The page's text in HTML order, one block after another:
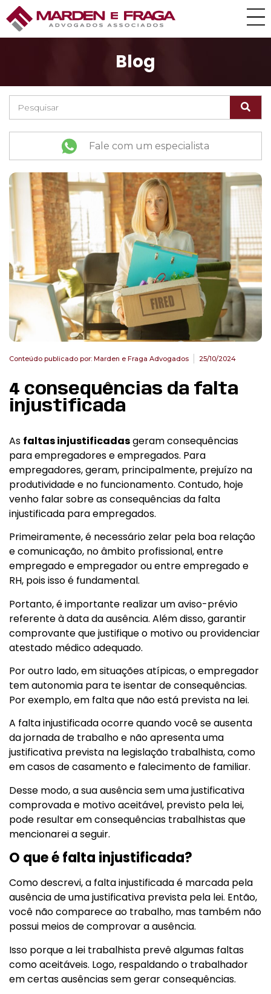
Blog
Fale com um especialista
Conteúdo publicado por: Marden e Fraga Advogados 25/10/2024
4 consequências da falta
injustificada
As faltas injustificadasgeram consequências
para empregadores e empregados. Para
empregadores, geram, principalmente, prejuízo na
produtividade e no funcionamento. Contudo, hoje
venho falar sobre as consequências da falta
injustificada para empregados.
Primeiramente, é necessário zelar pela boa relação
e comunicação, no âmbito profissional, entre
empregado e empregador ou entre empregado e
RH, pois isso é fundamental.
Portanto, é importante realizar um aviso-prévio
referente à data da ausência. Além disso, garantir
comprovante que justifique o motivo ou providenciar
atestado médico adequado.
Por outro lado, em situações atípicas, o empregador
tem autonomia para te isentar de consequências.
Por exemplo, em falta que não está prevista na lei.
A falta injustificada ocorre quando você se ausenta
da jornada de trabalho e não apresenta uma
justificativa prevista na legislação trabalhista, como
em casos de casamento e falecimento de familiar.
Desse modo, a sua ausência sem uma justificativa
comprovada e motivo aceitável, previsto pela lei,
pode resultar em consequências trabalhistas que
mencionarei a seguir.
O que é falta injustificada?
Como descrevi, a falta injustificada é marcada pela
ausência de uma justificativa prevista pela lei. Então,
você não comparece ao trabalho, mas também não
possui meios de comprovar a ausência.
Isso porque a lei trabalhista prevê algumas faltas
como aceitáveis. Logo, respaldando o trabalhador
em certas ausências sem gerar consequências.